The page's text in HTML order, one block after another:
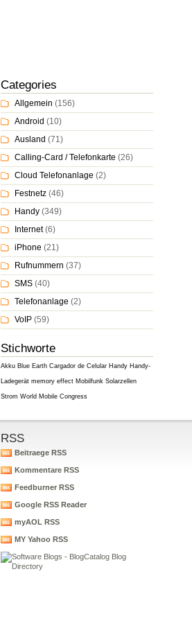
Categories
Allgemein (156)
Android (10)
Ausland (71)
Calling-Card / Telefonkarte (26)
Cloud Telefonanlage (2)
Festnetz (46)
Handy (349)
Internet(6)
iPhone (21)
Rufnummern (37)
SMS (40)
Telefonanlage (2)
VoIP (59)
Stichworte
Akku Blue Earth Cargador de Celular Handy Handy-
Ladegerät memory effect Mobilfunk Solarzellen
Strom World Mobile Congress
RSS
Beitraege RSS
Kommentare RSS
Feedburner RSS
Google RSS Reader
myAOL RSS
MY Yahoo RSS